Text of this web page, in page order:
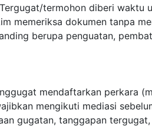
termohon diberi waktu
memeriksa dokumen tanpa
berupa penguatan,
mendaftarkan perkara
mengikuti mediasi
gugatan, tanggapan